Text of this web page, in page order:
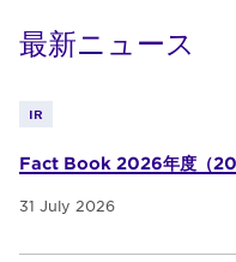
最新ニュース
IR
Fact Book 2026年度（
31 July 2026